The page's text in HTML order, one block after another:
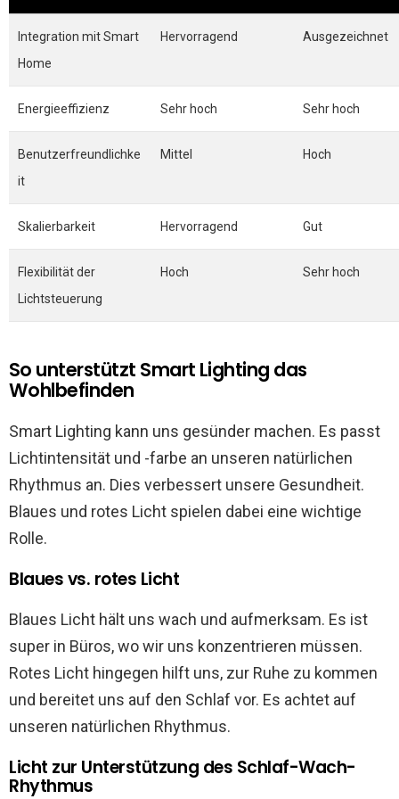
Integration mit Smart
Home
Hervorragend Ausgezeichnet
Energieeffizienz Sehr hoch Sehr hoch
Benutzerfreundlichke
it
Mittel Hoch
Skalierbarkeit Hervorragend Gut
Flexibilität der
Lichtsteuerung
Hoch Sehr hoch
So unterstützt Smart Lighting das
Wohlbefinden
Smart Lighting kann uns gesünder machen. Es passt
Lichtintensität und -farbe an unseren natürlichen
Rhythmus an. Dies verbessert unsere Gesundheit.
Blaues und rotes Licht spielen dabei eine wichtige
Rolle.
Blaues vs. rotes Licht
Blaues Licht hält uns wach und aufmerksam. Es ist
super in Büros, wo wir uns konzentrieren müssen.
Rotes Licht hingegen hilft uns, zur Ruhe zu kommen
und bereitet uns auf den Schlaf vor. Es achtet auf
unseren natürlichen Rhythmus.
Licht zur Unterstützung des Schlaf-Wach-
Rhythmus